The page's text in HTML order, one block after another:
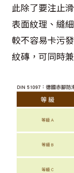
此除了要注止
表面紋理、縫
較不容易卡污
紋磚，可同時